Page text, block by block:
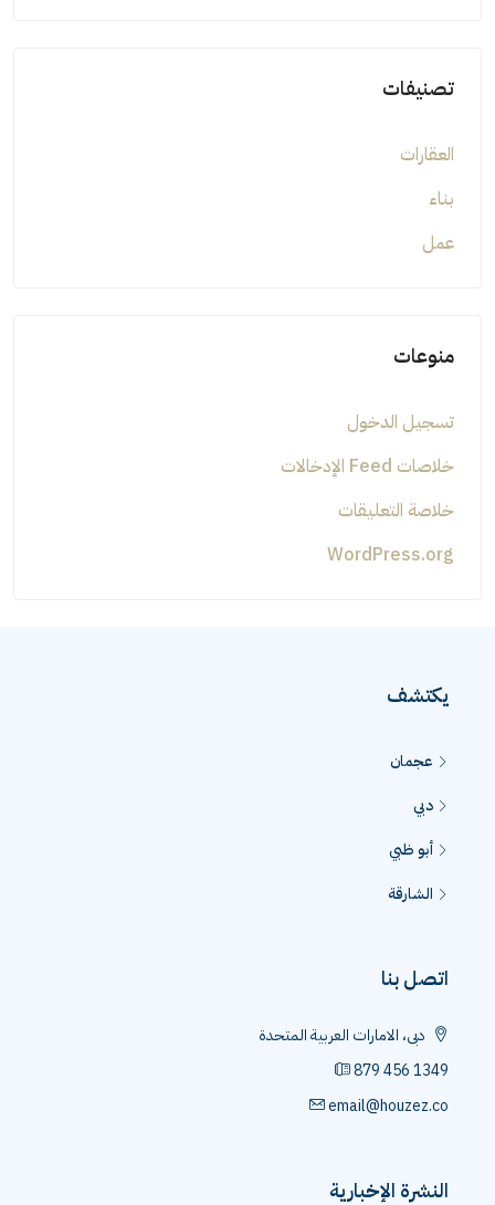
تصنيفات
العقارات
بناء
عمل
منوعات
تسجيل الدخول
خلاصات Feed الإدخالات
خلاصة التعليقات
WordPress.org
يكتشف
عجمان
دبي
أبو ظبي
الشارقة
اتصل بنا
دبى، الامارات العربية المتحدة
879 456 1349
email@houzez.co
النشرة الإخبارية